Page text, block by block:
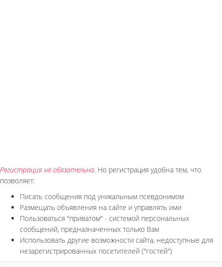
Регистрация не обязательна. Но регистрация удобна тем, что
позволяет:
Писать сообщения под уникальным псевдонимом
Размещать объявления на сайте и управлять ими
Пользоваться "приватом" - системой персональных
сообщений, предназначенных только Вам
Использовать другие возможности сайта, недоступные для
незарегистрированных посетителей ("гостей")